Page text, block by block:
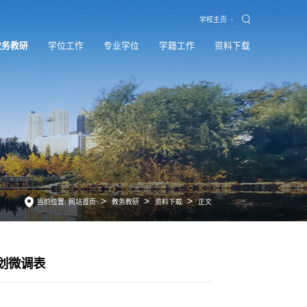
学校主页
教研 学位工作 专业学位 学籍工作 资料下载
当前位置:网站首页 > 教务教研 > 资料下载 > 正文
微调表